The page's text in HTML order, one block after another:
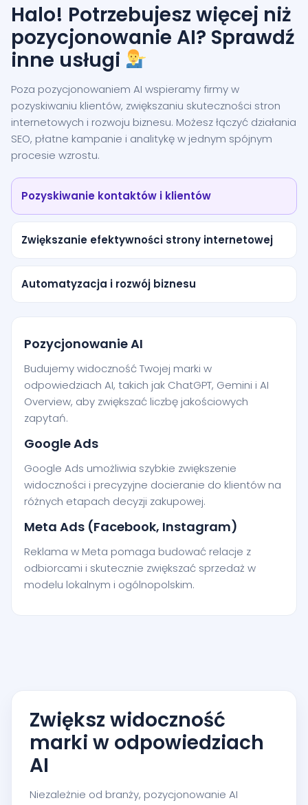
Halo! Potrzebujesz więcej niż
pozycjonowanie AI? Sprawdź
inne usługi
Poza pozycjonowaniem AI wspieramy firmy w
pozyskiwaniu klientów, zwiększaniu skuteczności stron
internetowych i rozwoju biznesu. Możesz łączyć działania
SEO, płatne kampanie i analitykę w jednym spójnym
procesie wzrostu.
Pozyskiwanie kontaktów i klientów
Zwiększanie efektywności strony internetowej
Automatyzacja i rozwój biznesu
Pozycjonowanie AI
Budujemy widoczność Twojej marki w
odpowiedziach AI, takich jak ChatGPT, Gemini i AI
Overview, aby zwiększać liczbę jakościowych
zapytań.
Google Ads
Google Ads umożliwia szybkie zwiększenie
widoczności i precyzyjne docieranie do klientów na
różnych etapach decyzji zakupowej.
Meta Ads (Facebook, Instagram)
Reklama w Meta pomaga budować relacje z
odbiorcami i skutecznie zwiększać sprzedaż w
modelu lokalnym i ogólnopolskim.
Zwiększ widoczność
marki w odpowiedziach
AI
Niezależnie od branży, pozycjonowanie AI